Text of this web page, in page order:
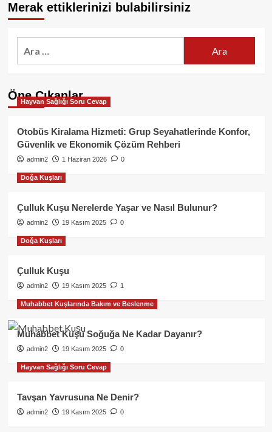
Merak ettiklerinizi bulabilirsiniz
Öne Çıkanlar
Hayvan Sağlığı Soru Cevap
Otobüs Kiralama Hizmeti: Grup Seyahatlerinde Konfor,
Güvenlik ve Ekonomik Çözüm Rehberi
admin2 1 Haziran 2026 0
Doğa Kuşları
Çulluk Kuşu Nerelerde Yaşar ve Nasıl Bulunur?
admin2 19 Kasım 2025 0
Doğa Kuşları
Çulluk Kuşu
admin2 19 Kasım 2025 1
Muhabbet Kuşlarında Bakım ve Beslenme
Muhabbet Kuşu Soğuğa Ne Kadar Dayanır?
admin2 19 Kasım 2025 0
Hayvan Sağlığı Soru Cevap
Tavşan Yavrusuna Ne Denir?
admin2 19 Kasım 2025 0